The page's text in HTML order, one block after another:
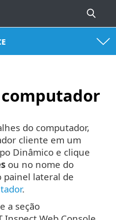
do computador,
cliente em um
Dinâmico e clique
ou no nome do
painel lateral de
.
a seção